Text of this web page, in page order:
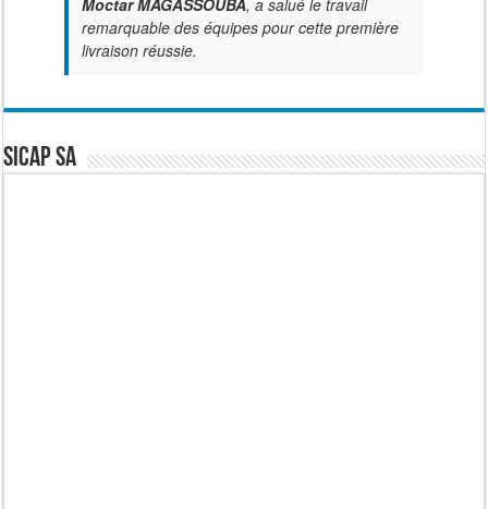
Moctar MAGASSOUBA, a salué le travail
remarquable des équipes pour cette première
livraison réussie.
SICAP SA